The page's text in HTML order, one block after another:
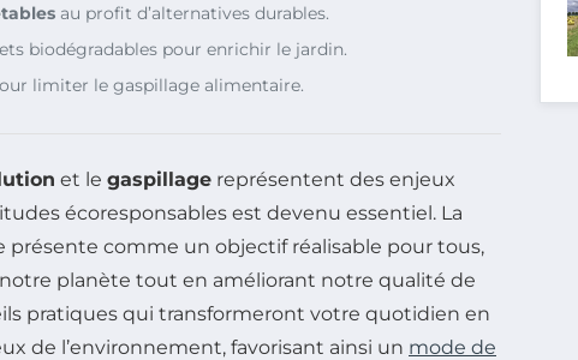
au profit d’alternatives durables.
biodégradables pour enrichir le jardin.
limiter le gaspillage alimentaire.
et le gaspillage représentent des enjeux
écoresponsables est devenu essentiel. La
présente comme un objectif réalisable pour tous,
planète tout en améliorant notre qualité de
pratiques qui transformeront votre quotidien en
de l’environnement, favorisant ainsi un mode de